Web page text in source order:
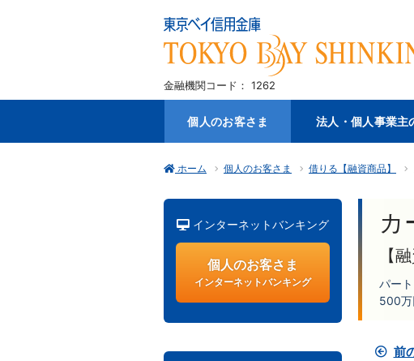
金融機関コード： 1262
個人のお客さま 法人・個人事業主
ホーム 個人のお客さま 借りる【融資商品】
インターネットバンキング
個人のお客さま
インターネットバンキング
カ
【
パー
500万
前